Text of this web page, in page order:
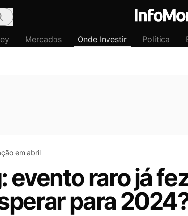
Mercados Onde Investir Política
em abril
evento raro já
para